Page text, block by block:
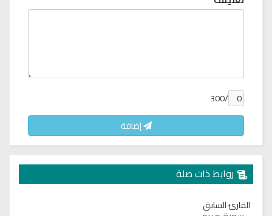
/300
إضافة
روابط ذات صلة
القارئ السابق